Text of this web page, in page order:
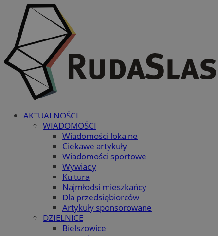
AKTUALNOŚCI
WIADOMOŚCI
Wiadomości lokalne
Ciekawe artykuły
Wiadomości sportowe
Wywiady
Kultura
Najmłodsi mieszkańcy
Dla przedsiębiorców
Artykuły sponsorowane
DZIELNICE
Bielszowice